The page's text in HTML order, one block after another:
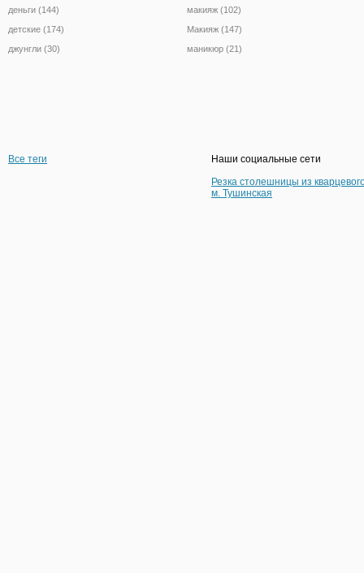
деньги (144)
детские (174)
джунгли (30)
макияж (102)
Макияж (147)
маникюр (21)
Все теги
Наши социальные сети
Резка столешницы из
м. Тушинская